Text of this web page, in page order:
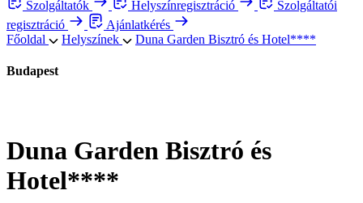
Szolgáltatók
Helyszínregisztráció
Szolgáltatói
regisztráció
Ajánlatkérés
Főoldal
Helyszínek Duna Garden Bisztró és Hotel****
Budapest
Duna Garden Bisztró és
Hotel****